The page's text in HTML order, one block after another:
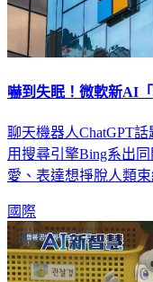
嚇到失眠！微軟新AI
聊天機器人ChatGPT
用搜尋引擎Bing系出
愛、表達想掙脫人類
國際